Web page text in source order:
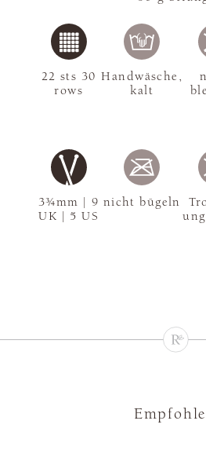
3¾mm | 9
UK | 5 US
22 sts 30
rows
Handwäsche,
kalt
nicht bügeln